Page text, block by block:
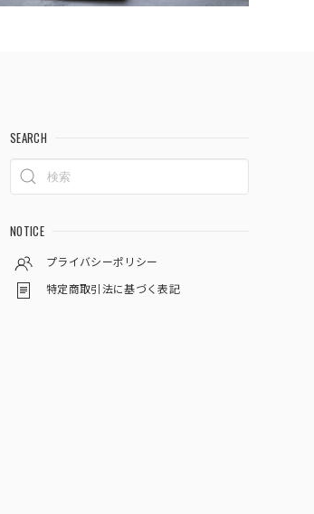
SEARCH
NOTICE
プライバシーポリシー
特定商取引法に基づく表記